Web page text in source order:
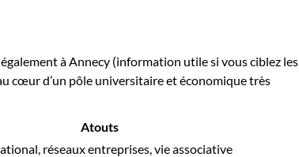
également à Annecy (information utile si vous ciblez les
cœur d’un pôle universitaire et économique très
Atouts
réseaux entreprises, vie associative